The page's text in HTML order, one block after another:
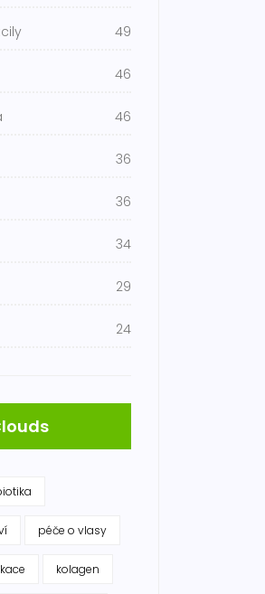
49
46
46
36
36
34
29
24
péče o vlasy
kolagen